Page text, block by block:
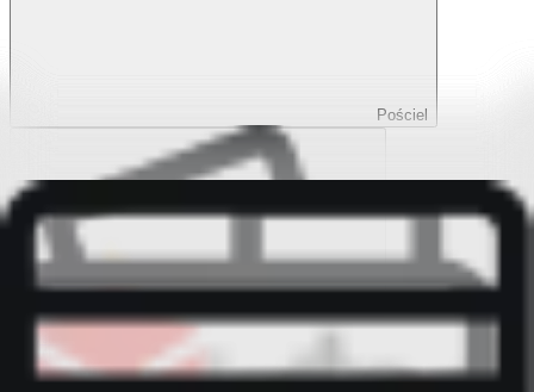
Pościel
Pokaż wszystko